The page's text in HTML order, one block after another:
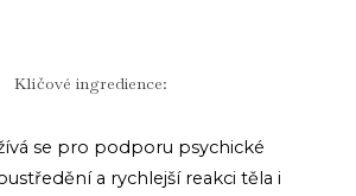
Klíčové ingredience:
se pro podporu psychické
a rychlejší reakci těla i